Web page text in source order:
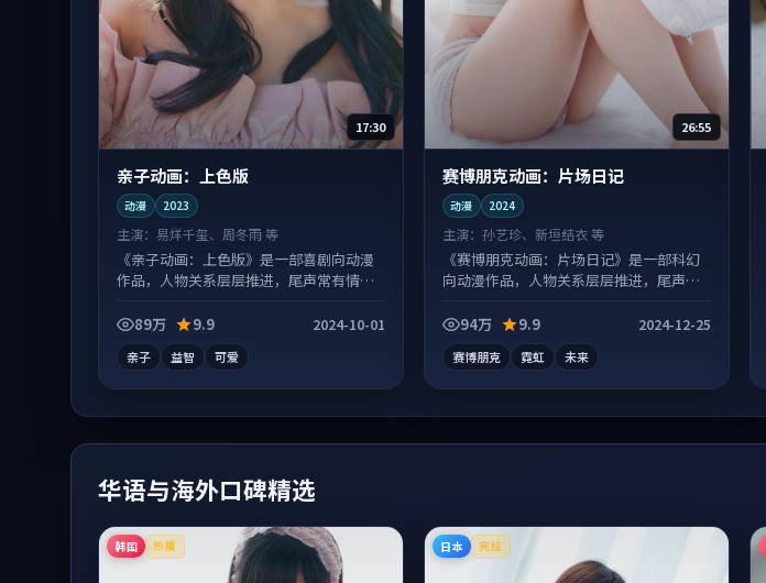
17:30
亲子动画：上色版
动漫 2023
主演： 易烊千玺、周冬雨 等
《亲子动画：上色版》是一部喜剧向动漫
作品，人物关系层层推进，尾声常有情绪
89万
9.9 2024-10-01
亲子 益智 可爱
26:55
赛博朋克动画：片场日记
动漫 2024
主演：孙艺珍、新垣结衣 等
《赛博朋克动画：片场日记》是一部科幻
向动漫作品，人物关系层层推进，尾声常
94万
9.9 2024-12-25
赛博朋克 霓虹 未来
华语与海外口碑精选
韩国 热播 日本 完结